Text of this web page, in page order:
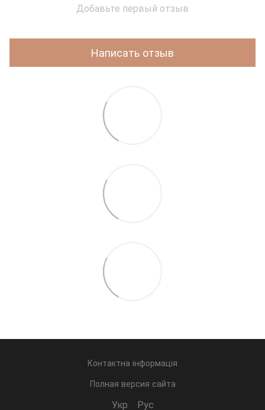
Добавьте первый отзыв
Написать отзыв
Контактна інформація
Полная версия сайта
Укр Рус